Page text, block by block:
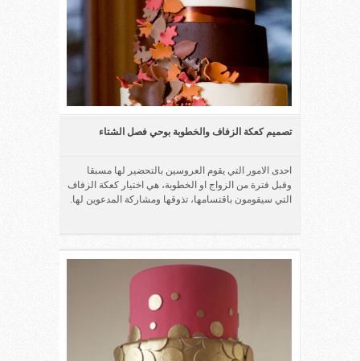
تصميم كعكة الزفاف والخطوبة بوحي فصل الشتاء
احدى الامور التي يقوم العروسين بالتحضير لها مسبقا
وقبل فترة من الزواج او الخطوبة، هي اختيار كعكة الزفاف
التي سيقومون باقتسامها، تذوقها ومشاركة المدعوين لها.